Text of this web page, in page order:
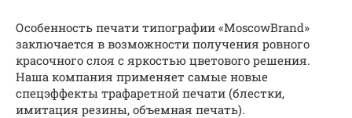
Особенность печати типографии «MoscowBrand»
заключается в возможности получения ровного
красочного слоя с яркостью цветового решения.
Наша компания применяет самые новые
спецэффекты трафаретной печати (блестки,
имитация резины, объемная печать).